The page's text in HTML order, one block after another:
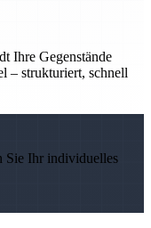
Ihre Gegenstände
– strukturiert, schnell
Sie Ihr individuelles